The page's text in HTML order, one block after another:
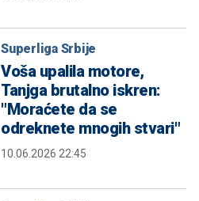
Superliga Srbije
Voša upalila motore,
Tanjga brutalno iskren:
"Moraćete da se
odreknete mnogih stvari"
10.06.2026 22:45